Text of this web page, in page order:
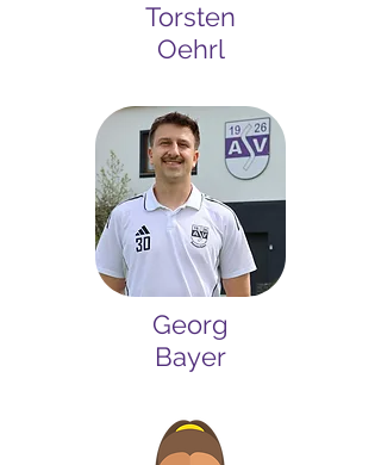
Torsten
Oehrl
Georg
Bayer